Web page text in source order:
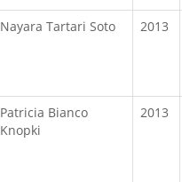
Nayara Tartari Soto 2013
Patricia Bianco
Knopki
2013